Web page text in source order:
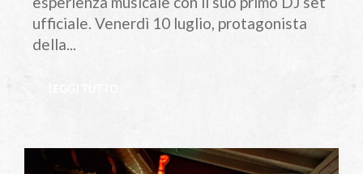
ufficiale. Venerdì 10 luglio, protagonista
della...